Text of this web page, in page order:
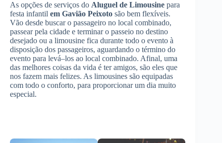
As opções de serviços do Aluguel de Limousine para
festa infantil em Gavião Peixoto são bem flexíveis.
Vão desde buscar o passageiro no local combinado,
passear pela cidade e terminar o passeio no destino
desejado ou a limousine fica durante todo o evento à
disposição dos passageiros, aguardando o término do
evento para levá–los ao local combinado. Afinal, uma
das melhores coisas da vida é ter amigos, são eles que
nos fazem mais felizes. As limousines são equipadas
com todo o conforto, para proporcionar um dia muito
especial.